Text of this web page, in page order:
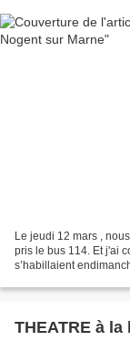
Le jeudi 12 mars ,
pris le bus 114. Et j'ai
s’habillaient
THEATRE à